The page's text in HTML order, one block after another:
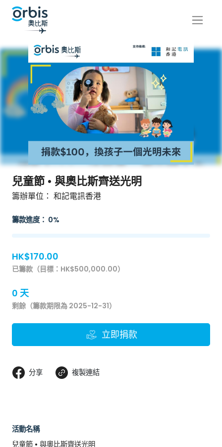
兒童節 • 與奧比斯齊送光明
籌辦單位： 和記電訊香港
籌款進度： 0%
HK$170.00
已籌款（目標：HK$500,000.00）
0 天
剩餘（籌款期限為 2025-12-31）
立即捐款
分享 複製連結
活動名稱
兒童節 • 與奧比斯齊送光明